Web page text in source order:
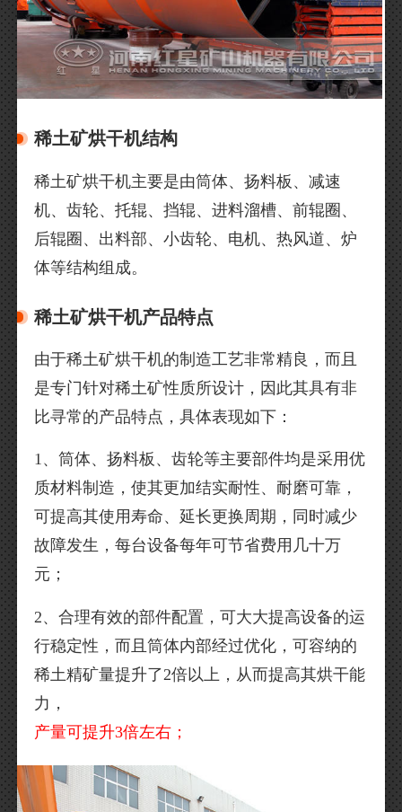
稀土矿烘干机结构
稀土矿烘干机主要是由筒体、扬料板、减速
机、齿轮、托辊、挡辊、进料溜槽、前辊圈、
后辊圈、出料部、小齿轮、电机、热风道、炉
体等结构组成。
稀土矿烘干机产品特点
由于稀土矿烘干机的制造工艺非常精良，而且
是专门针对稀土矿性质所设计，因此其具有非
比寻常的产品特点，具体表现如下：
1、筒体、扬料板、齿轮等主要部件均是采用优
质材料制造，使其更加结实耐性、耐磨可靠，
可提高其使用寿命、延长更换周期，同时减少
故障发生，每台设备每年可节省费用几十万
元；
2、合理有效的部件配置，可大大提高设备的运
行稳定性，而且筒体内部经过优化，可容纳的
稀土精矿量提升了2倍以上，从而提高其烘干能
力，
产量可提升3倍左右；